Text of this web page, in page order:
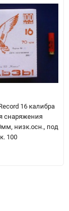
16 калибра
снаряжения
низк.осн., под
100